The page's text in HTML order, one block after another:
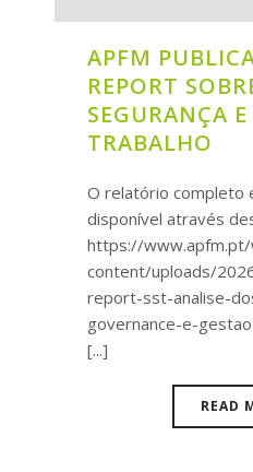
APFM
REPORT
SEGURANÇA
TRABALHO
O relatório completo
disponível através
https://
content/uploads/
report-sst-analise-
governance-e-
[...]
READ